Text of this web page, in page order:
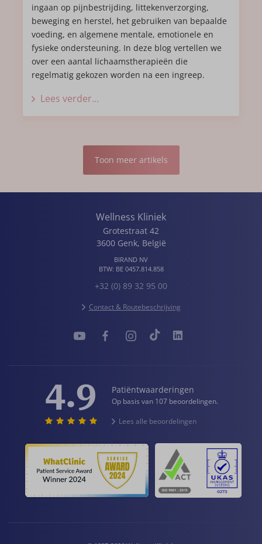
ingaan op pijnbestrijding, littekenverzorging,
beweging en herstel, het gebruiken van bepaalde
voeding, en algemene mentale, emotionele en
fysieke ondersteuning. In deze blog vertellen we
over een aantal lichaamstherapieën die
regelmatig gekozen worden na een ingreep.
Lees verder...
Toon meer artikels
Wellness Kliniek
Grotestraat 42
3600 Genk, België
BIRAND NV
BTW: BE 0457.814.858
+32 (0) 89 32 95 00
Contact & Routebeschrijving
4.9 Patiëntwaarderingen
Op basis van 107 beoordelingen.
Lees alle beoordelingen